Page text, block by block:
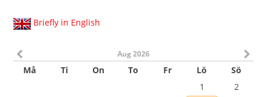
Briefly in English
Aug 2026
Må Ti On To Fr Lö
Sö
1
2